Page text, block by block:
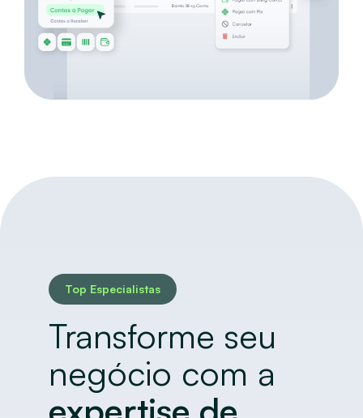
Top Especialistas
Transforme seu
negócio com a